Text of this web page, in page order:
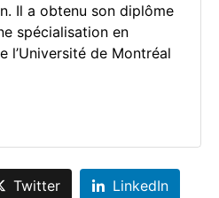
Il a obtenu son diplôme
spécialisation en
l’Université de Montréal
Twitter LinkedIn